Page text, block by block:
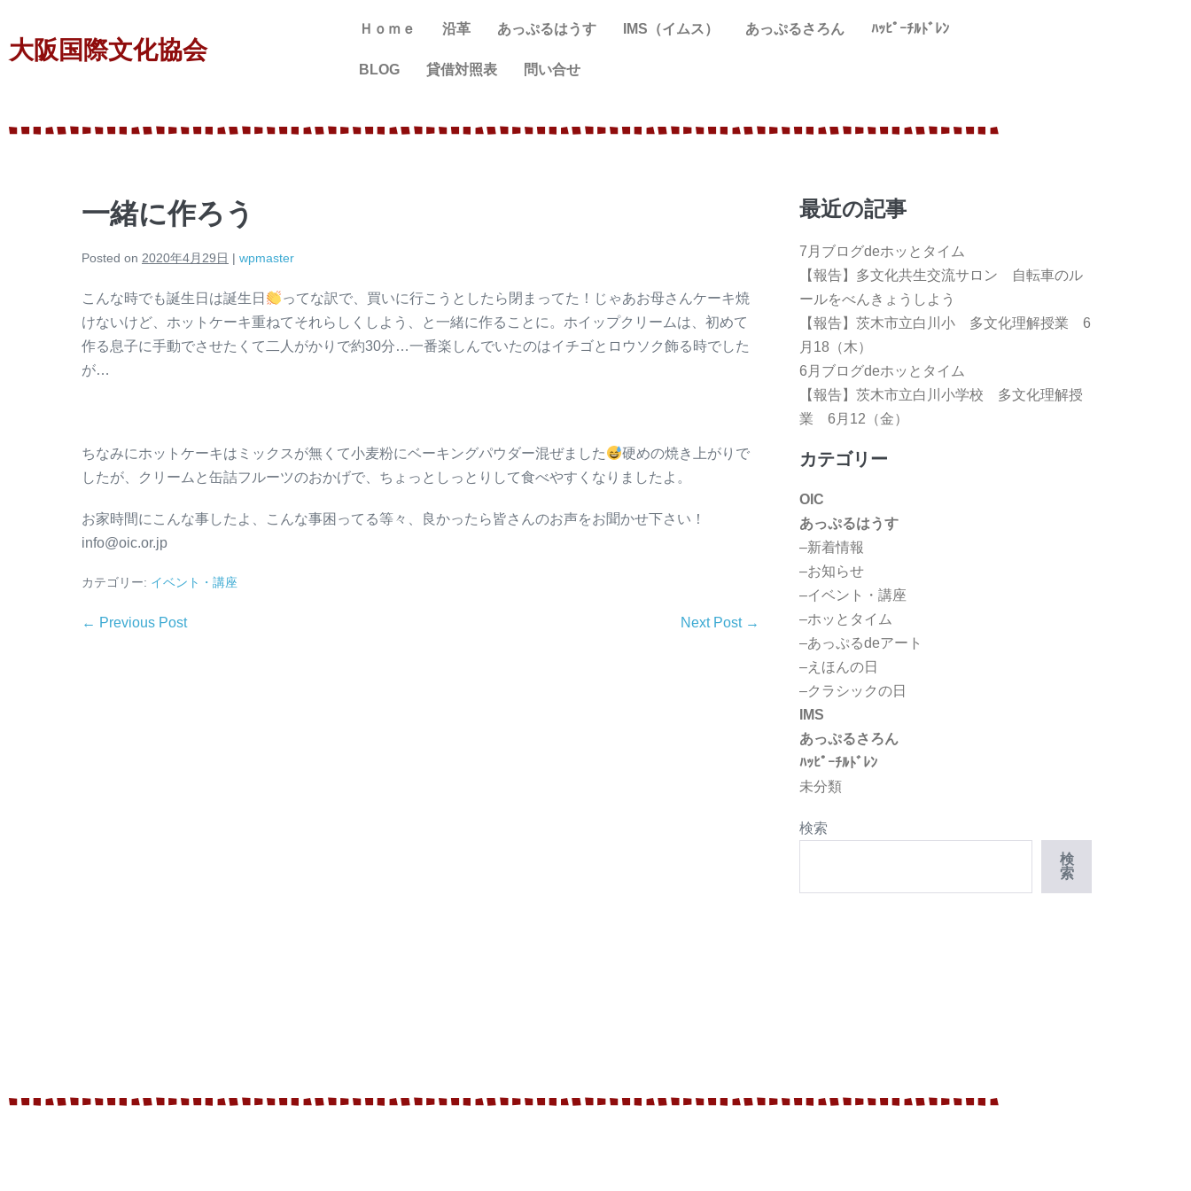
大阪国際文化協会
Ｈｏｍｅ 沿革 あっぷるはうす IMS（イムス） あっぷるさろん ﾊｯﾋﾟｰﾁﾙﾄﾞﾚﾝ
BLOG 貸借対照表 問い合せ
一緒に作ろう
Posted on 2020年4月29日 | wpmaster
こんな時でも誕生日は誕生日
ってな訳で、買いに行こうとしたら閉まってた！じゃあお母さんケーキ焼
けないけど、ホットケーキ重ねてそれらしくしよう、と一緒に作ることに。ホイップクリームは、初めて
作る息子に手動でさせたくて二人がかりで約30分…一番楽しんでいたのはイチゴとロウソク飾る時でした
が…
ちなみにホットケーキはミックスが無くて小麦粉にベーキングパウダー混ぜました
硬めの焼き上がりで
したが、クリームと缶詰フルーツのおかげで、ちょっとしっとりして食べやすくなりましたよ。
お家時間にこんな事したよ、こんな事困ってる等々、良かったら皆さんのお声をお聞かせ下さい！
info@oic.or.jp
カテゴリー: イベント・講座
← Previous Post Next Post →
最近の記事
7月ブログdeホッとタイム
【報告】多文化共生交流サロン 自転車のル
ールをべんきょうしよう
【報告】茨木市立白川小 多文化理解授業 6
月18（木）
6月ブログdeホッとタイム
【報告】茨木市立白川小学校 多文化理解授
業 6月12（金）
カテゴリー
OIC
あっぷるはうす
–新着情報
–お知らせ
–イベント・講座
–ホッとタイム
–あっぷるdeアート
–えほんの日
–クラシックの日
IMS
あっぷるさろん
ﾊｯﾋﾟｰﾁﾙﾄﾞﾚﾝ
未分類
検索
検
索